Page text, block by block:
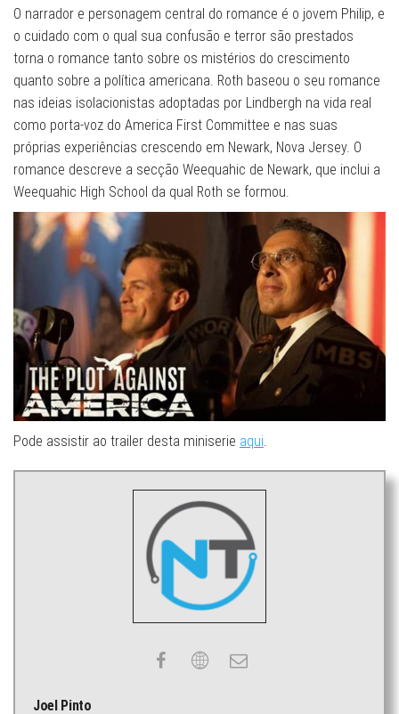
O narrador e personagem central do romance é o jovem Philip, e
o cuidado com o qual sua confusão e terror são prestados
torna o romance tanto sobre os mistérios do crescimento
quanto sobre a política americana. Roth baseou o seu romance
nas ideias isolacionistas adoptadas por Lindbergh na vida real
como porta-voz do America First Committee e nas suas
próprias experiências crescendo em Newark, Nova Jersey. O
romance descreve a secção Weequahic de Newark, que inclui a
Weequahic High School da qual Roth se formou.
Pode assistir ao trailer desta miniserie aqui.
Joel Pinto